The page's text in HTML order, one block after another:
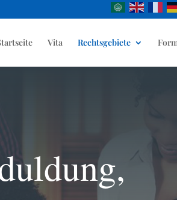
Vita Rechtsgebiete